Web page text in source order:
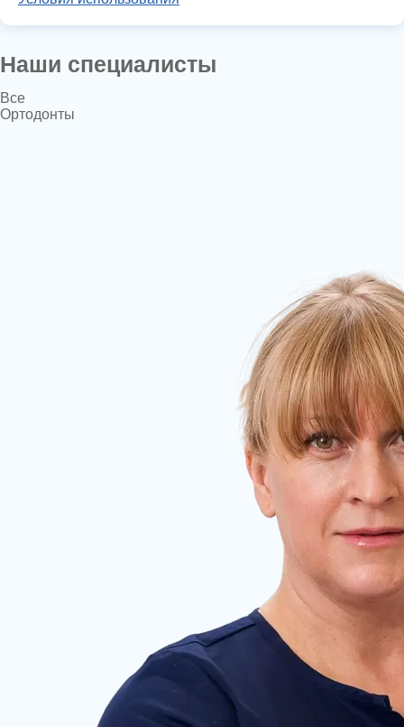
Наши специалисты
Все
Ортодонты